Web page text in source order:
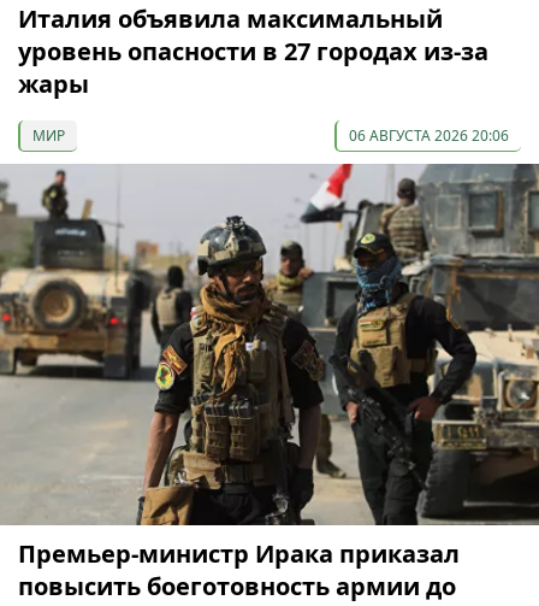
Италия объявила максимальный
уровень опасности в 27 городах из-за
жары
МИР 06 АВГУСТА 2026 20:06
Премьер-министр Ирака приказал
повысить боеготовность армии до